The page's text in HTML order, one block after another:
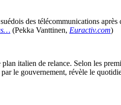
des télécommunications après
(Pekka Vanttinen, Euractiv.com)
italien de relance. Selon les
le gouvernement, révèle le